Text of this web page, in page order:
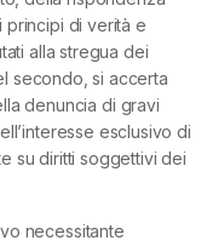
di verità e
alla stregua dei
secondo, si accerta
denuncia di gravi
esclusivo di
su diritti soggettivi dei
necessitante